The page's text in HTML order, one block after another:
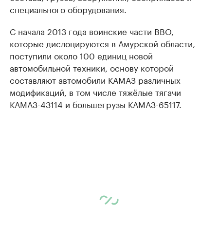
специального оборудования.
С начала 2013 года воинские части ВВО,
которые дислоцируются в Амурской области,
поступили около 100 единиц новой
автомобильной техники, основу которой
составляют автомобили КАМАЗ различных
модификаций, в том числе тяжёлые тягачи
КАМАЗ-43114 и большегрузы КАМАЗ-65117.